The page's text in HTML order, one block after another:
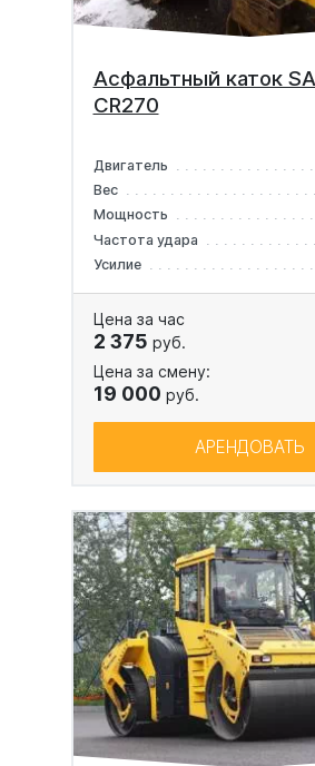
Асфальтный каток
CR270
Двигатель
Вес
Мощность
Частота удара
Усилие
Цена за час
2 375 руб.
Цена за смену:
19 000 руб.
АРЕНДОВАТЬ